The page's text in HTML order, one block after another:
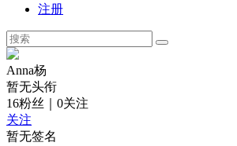
注册
Anna杨
暂无头衔
16粉丝 0关注
关注
暂无签名